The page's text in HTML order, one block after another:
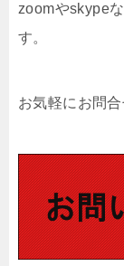
zoomやskype
す。
お気軽にお問合